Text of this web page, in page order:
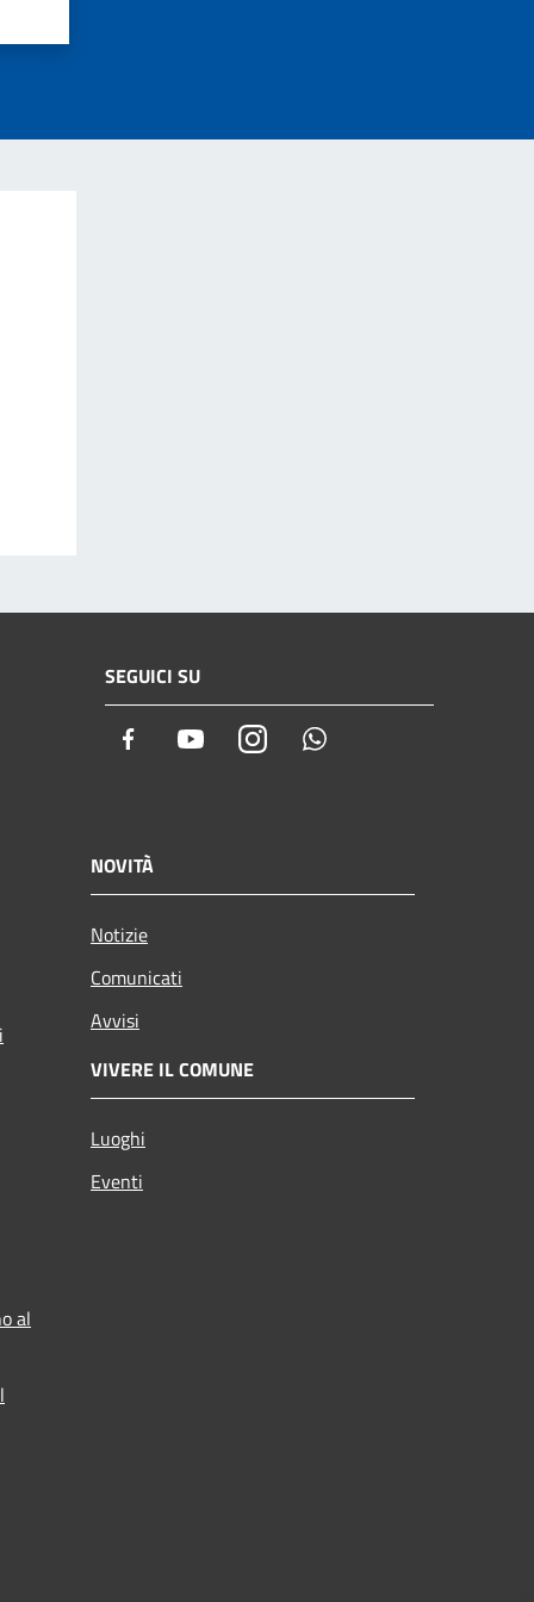
SEGUICI SU
Facebook YoutubeInstagram
NOVITÀ
Notizie
Comunicati
Avvisi
VIVERE IL COMUNE
Luoghi
Eventi
al